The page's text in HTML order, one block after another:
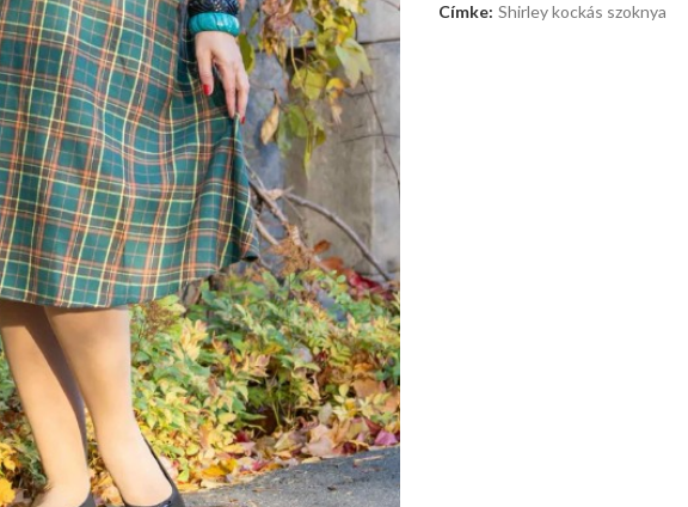
Címke: Shirley kockás szoknya